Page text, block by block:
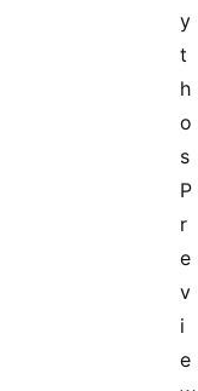
y
t
h
o
s
P
r
e
v
i
e